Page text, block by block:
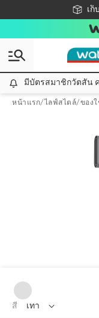
เก็
ชอปออ
มีบัตรสมาชิกวัตสัน
หน้าแรก/ไลฟ์สไตล์/ของ
สี เทา